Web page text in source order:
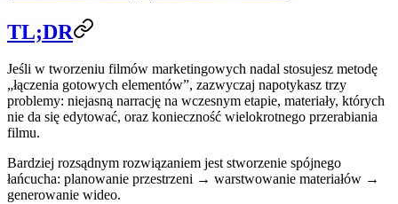
TL;DR
Jeśli w tworzeniu filmów marketingowych nadal stosujesz metodę
„łączenia gotowych elementów”, zazwyczaj napotykasz trzy
problemy: niejasną narrację na wczesnym etapie, materiały, których
nie da się edytować, oraz konieczność wielokrotnego przerabiania
filmu.
Bardziej rozsądnym rozwiązaniem jest stworzenie spójnego
łańcucha: planowanie przestrzeni → warstwowanie materiałów →
generowanie wideo.